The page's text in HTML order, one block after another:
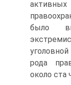
было
рода
около ста